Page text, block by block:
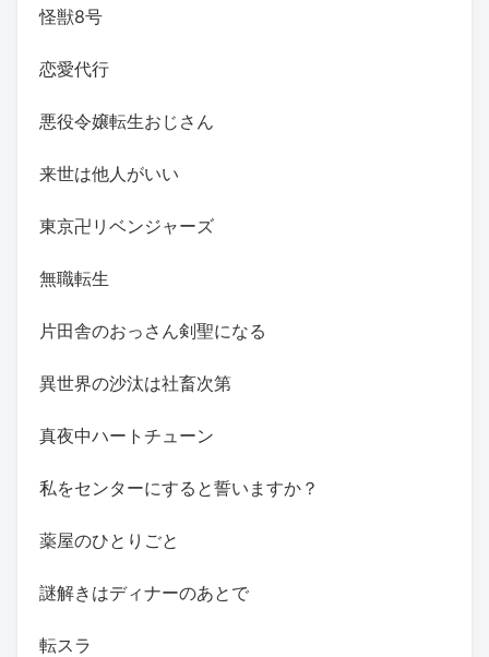
怪獣8号
恋愛代行
悪役令嬢転生おじさん
来世は他人がいい
東京卍リベンジャーズ
無職転生
片田舎のおっさん剣聖になる
異世界の沙汰は社畜次第
真夜中ハートチューン
私をセンターにすると誓いますか？
薬屋のひとりごと
謎解きはディナーのあとで
転スラ